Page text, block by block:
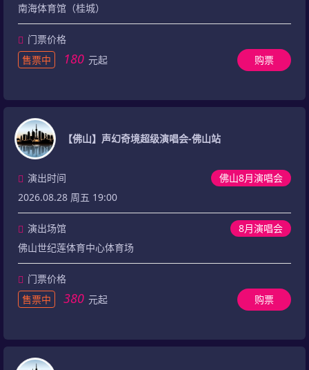
南海体育馆（桂城）
门票价格
售票中
180 元起 购票
【佛山】声幻奇境超级演唱会-佛山站
佛山8月演唱会
演出时间
2026.08.28 周五 19:00
8月演唱会
演出场馆
佛山世纪莲体育中心体育场
门票价格
售票中
380 元起 购票